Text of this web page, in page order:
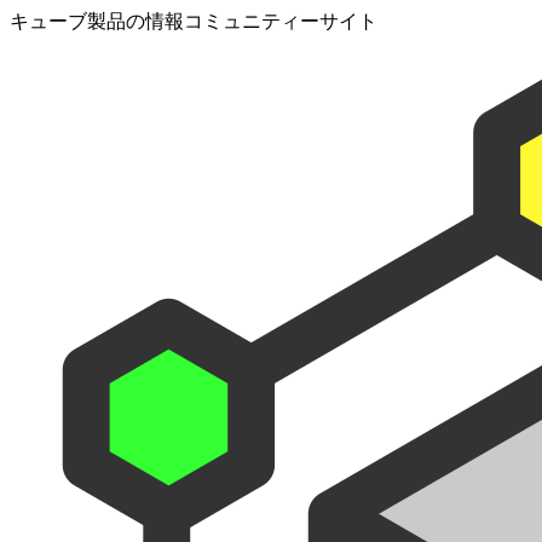
キューブ製品の情報コミュニティーサイト